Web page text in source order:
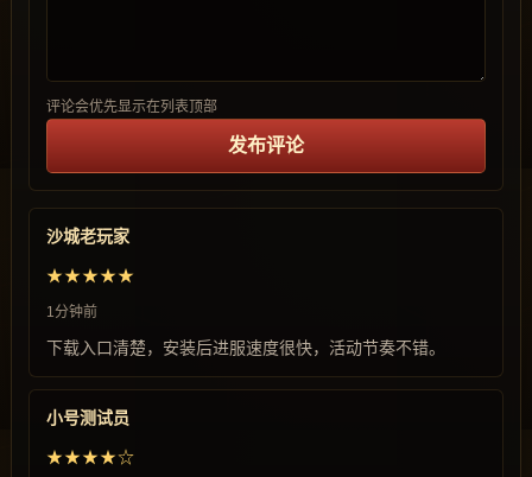
评论会优先显示在列表顶部
发布评论
沙城老玩家
★★★★★
1分钟前
下载入口清楚，安装后进服速度很快，活动节奏不错。
小号测试员
★★★★☆